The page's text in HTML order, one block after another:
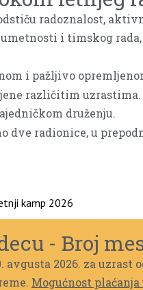
radoznalost,
i timskog
i pažljivo
različitim uzrastima.
druženju.
radionice, u
- Broj
2026. za uzrast
Mogućnost